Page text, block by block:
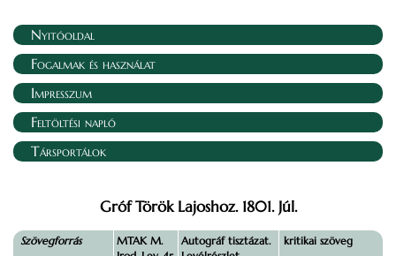
Nyitóoldal
Fogalmak és használat
Impresszum
Feltöltési napló
Társportálok
Gróf Török Lajoshoz. 1801. Júl.
Szövegforrás
MTAK M.
Autográf tisztázat.
kritikai szöveg